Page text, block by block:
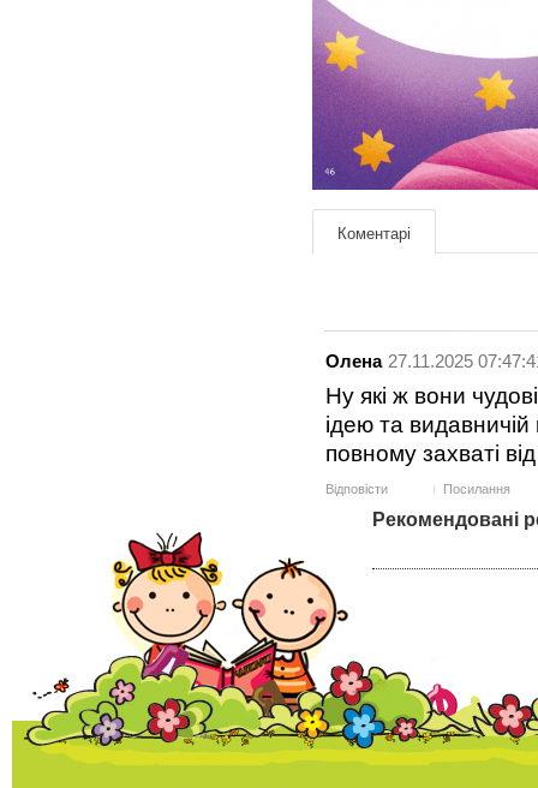
Коментарі
Олена 27.11.2025
Ну які ж вони
ідею та
повному захваті
Відповісти Посилання
Рекомендовані